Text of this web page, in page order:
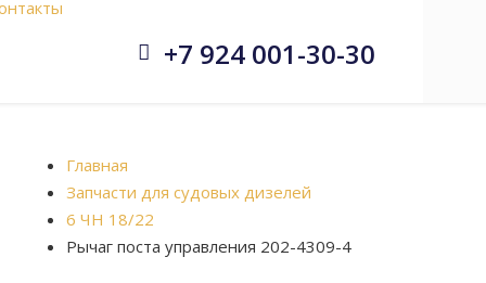

 +7 924 001-30-30
Главная
Запчасти для судовых дизелей
6 ЧН 18/22
Рычаг поста управления 202-4309-4